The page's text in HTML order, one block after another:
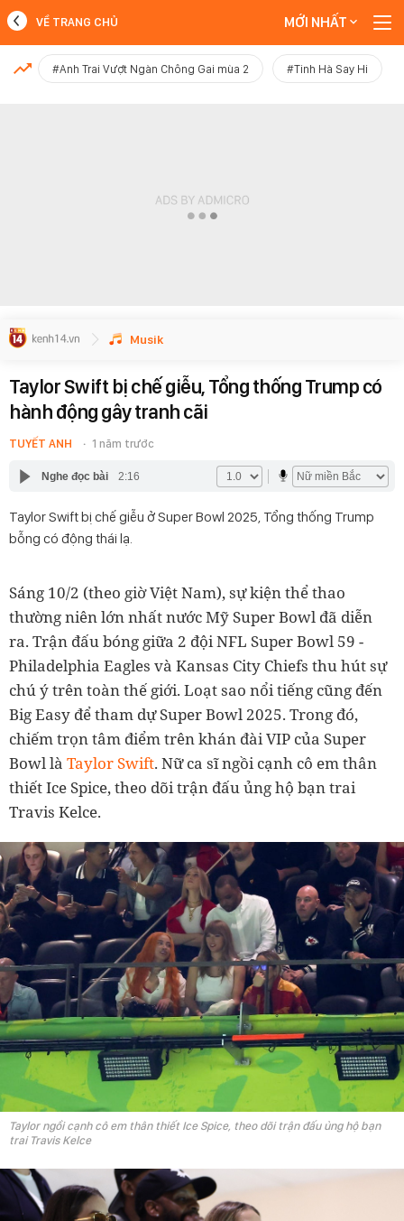
MỚI NHẤT
VỀ TRANG CHỦ MỚI NHẤT
#Anh Trai Vượt Ngàn Chông Gai mùa 2 #Tinh Hà Say Hi
Musik
Taylor Swift bị chế giễu, Tổng thống Trump có
hành động gây tranh cãi
TUYẾT ANH 1 năm trước
Nghe đọc bài 2:16
Taylor Swift bị chế giễu ở Super Bowl 2025, Tổng thống Trump
bỗng có động thái lạ.
Sáng 10/2 (theo giờ Việt Nam), sự kiện thể thao
thường niên lớn nhất nước Mỹ Super Bowl đã diễn
ra. Trận đấu bóng giữa 2 đội NFL Super Bowl 59 -
Philadelphia Eagles và Kansas City Chiefs thu hút sự
chú ý trên toàn thế giới. Loạt sao nổi tiếng cũng đến
Big Easy để tham dự Super Bowl 2025. Trong đó,
chiếm trọn tâm điểm trên khán đài VIP của Super
Bowl là Taylor Swift. Nữ ca sĩ ngồi cạnh cô em thân
thiết Ice Spice, theo dõi trận đấu ủng hộ bạn trai
Travis Kelce.
Taylor ngồi cạnh cô em thân thiết Ice Spice, theo dõi trận đấu ủng hộ bạn
trai Travis Kelce